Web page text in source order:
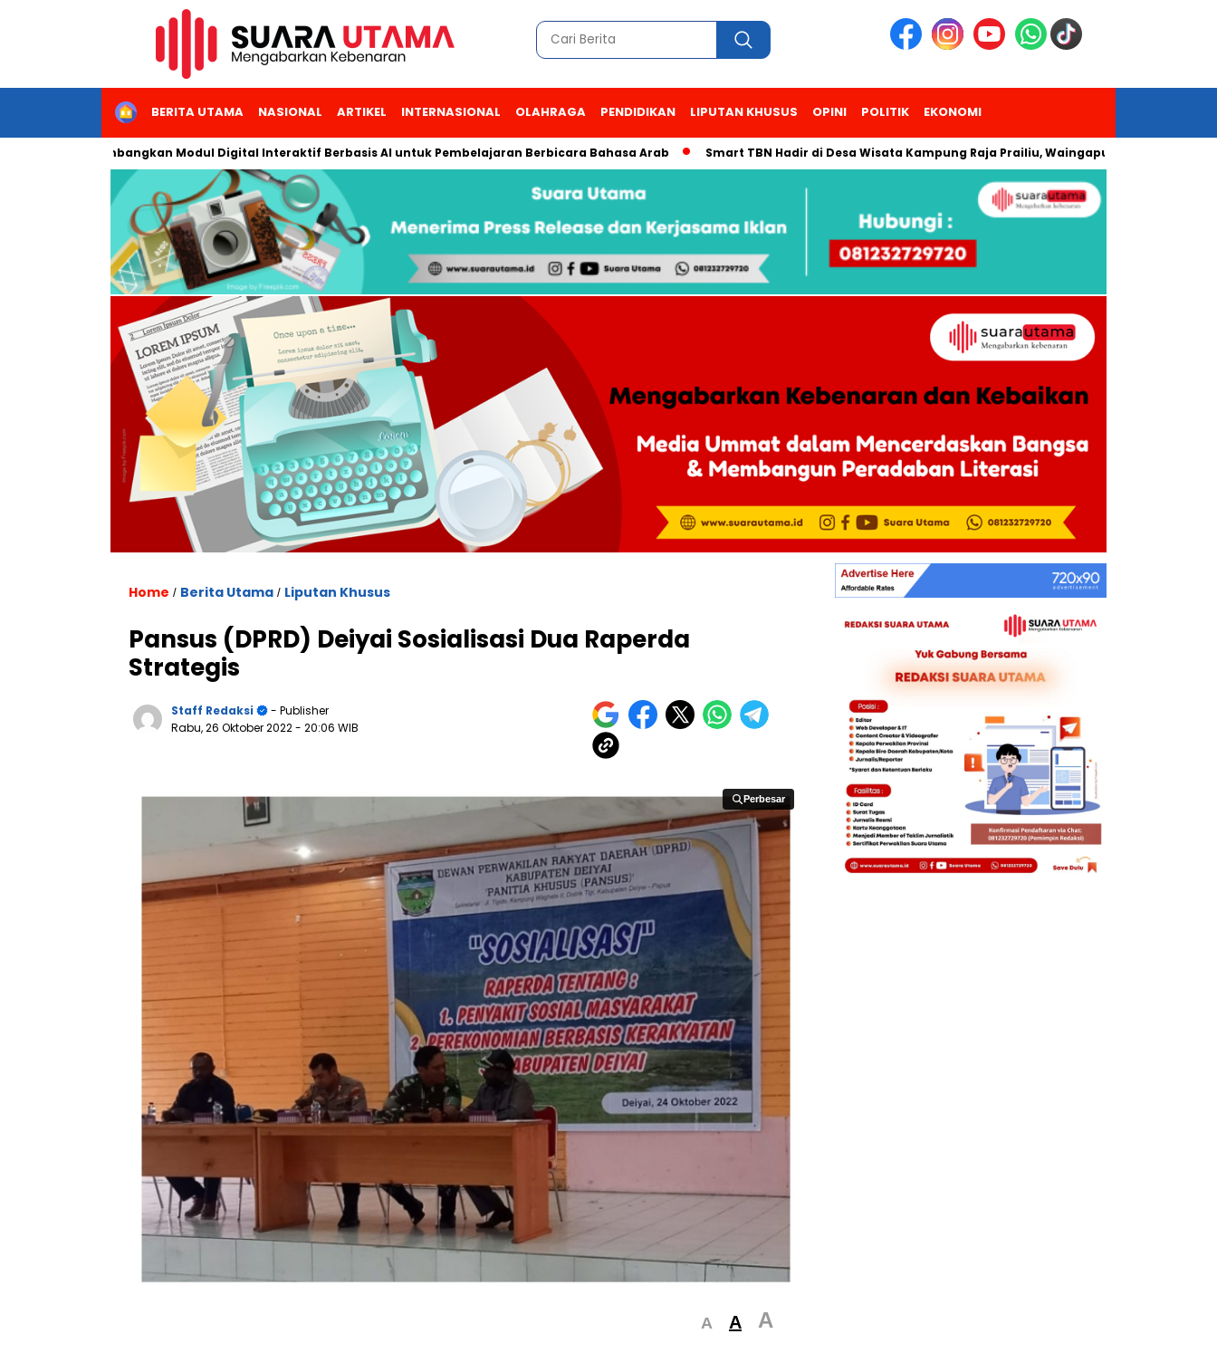
HOMEBERITA UTAMA NASIONAL ARTIKEL INTERNASIONAL OLAHRAGA PENDIDIKAN LIPUTAN KHUSUS OPINI POLITIK EKONOMI
Kembangkan Modul Digital Interaktif Berbasis AI untuk Pembelajaran Berbicara Bahasa Arab Smart TBN Hadir di Desa Wisata Kampung Raja Prailiu, Waingapu! Dua Pendaki
Home / Berita Utama / Liputan Khusus
Pansus (DPRD) Deiyai Sosialisasi Dua Raperda
Strategis
Staff Redaksi
- Publisher
Rabu, 26 Oktober 2022- 20:06 WIB
Perbesar
Perbesar
A A A